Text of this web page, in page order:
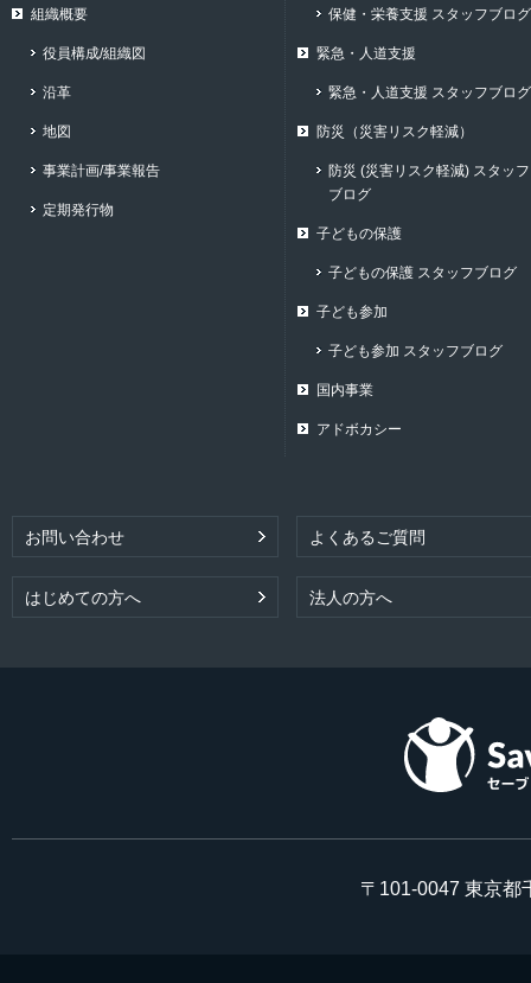
組織概要
役員構成/組織図
沿革
地図
事業計画/事業報告
定期発行物
保健・栄養支援 スタッフブログ
緊急・人道支援
緊急・人道支援 スタッフブログ
防災（災害リスク軽減）
防災 (災害リスク軽減) スタッフ
ブログ
子どもの保護
子どもの保護 スタッフブログ
子ども参加
子ども参加 スタッフブログ
国内事業
アドボカシー
お問い合わせ よくあるご質問
はじめての方へ 法人の方へ
〒101-0047 東京都